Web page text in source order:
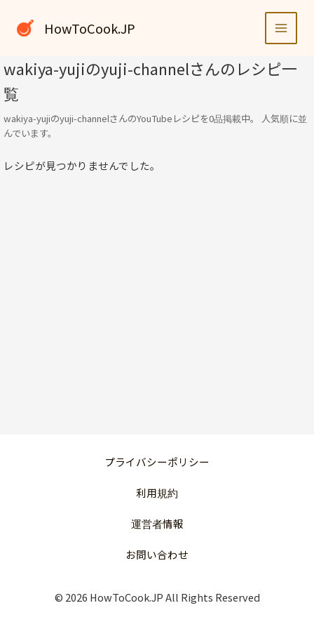
キ
ッ
HowToCook.JP
wakiya-yujiのyuji-channelさんのレシピ一
覧
wakiya-yujiのyuji-channelさんのYouTubeレシピを0品掲載中。 人気順に並
んでいます。
レシピが見つかりませんでした。
プライバシーポリシー
利用規約
運営者情報
お問い合わせ
© 2026 HowToCook.JP All Rights Reserved